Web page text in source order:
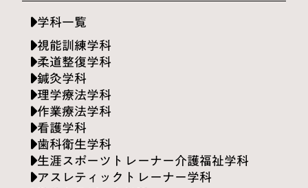
学科一覧
視能訓練学科
柔道整復学科
鍼灸学科
理学療法学科
作業療法学科
看護学科
歯科衛生学科
生涯スポーツトレーナー介護福祉学科
アスレティックトレーナー学科